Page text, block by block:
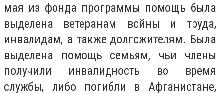
мая из фонда программы помощь была
выделена ветеранам войны и труда,
инвалидам, а также долгожителям. Была
выделена помощь семьям, чьи члены
получили инвалидность во время
службы, либо погибли в Афганистане,